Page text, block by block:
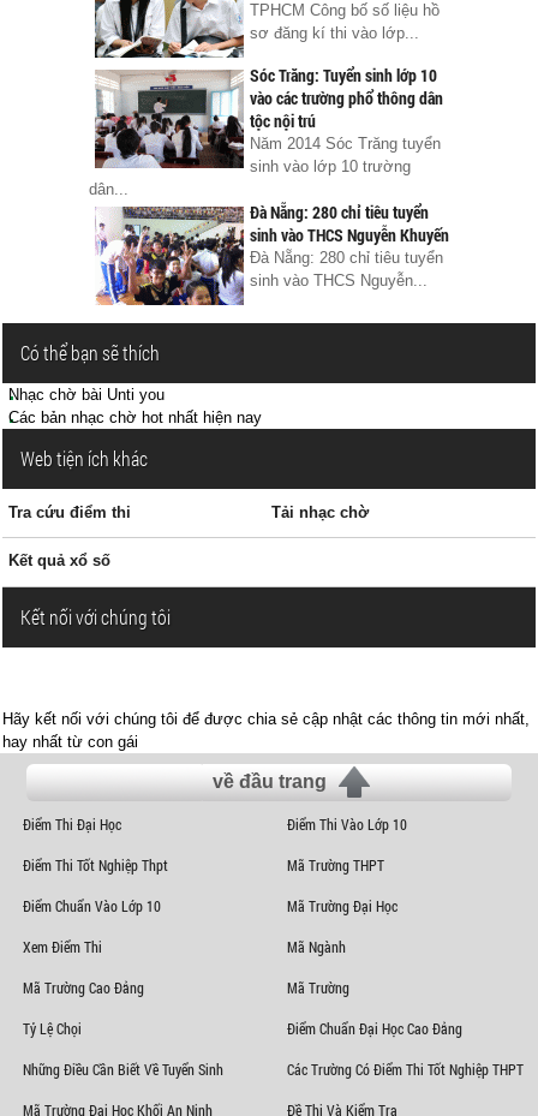
TPHCM Công bố số liệu hồ
sơ đăng kí thi vào lớp...
Sóc Trăng: Tuyển sinh lớp 10
vào các trường phổ thông dân
tộc nội trú
Năm 2014 Sóc Trăng tuyển
sinh vào lớp 10 trường
dân...
Đà Nẵng: 280 chỉ tiêu tuyển
sinh vào THCS Nguyễn Khuyến
Đà Nẵng: 280 chỉ tiêu tuyển
sinh vào THCS Nguyễn...
Có thể bạn sẽ thích
Nhạc chờ bài Unti you
Các bản nhạc chờ hot nhất hiện nay
Web tiện ích khác
Tra cứu điểm thi Tải nhạc chờ
Kết quả xổ số
Kết nối với chúng tôi
Hãy kết nối với chúng tôi để được chia sẻ cập nhật các thông tin mới nhất,
hay nhất từ con gái
về đầu trang
Điểm Thi Đại Học Điểm Thi Vào Lớp 10
Điểm Thi Tốt Nghiệp Thpt Mã Trường THPT
Điểm Chuẩn Vào Lớp 10 Mã Trường Đại Học
Xem Điểm Thi Mã Ngành
Mã Trường Cao Đẳng Mã Trường
Tỷ Lệ Chọi Điểm Chuẩn Đại Học Cao Đẳng
Những Điều Cần Biết Về Tuyển Sinh Các Trường Có Điểm Thi Tốt Nghiệp THPT
Mã Trường Đại Học Khối An Ninh Đề Thi Và Kiểm Tra